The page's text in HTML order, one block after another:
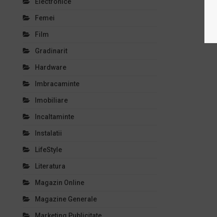
Femei
Film
Gradinarit
Hardware
Imbracaminte
Imobiliare
Incaltaminte
Instalatii
LifeStyle
Literatura
Magazin Online
Magazine Generale